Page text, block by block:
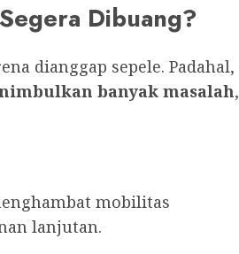
Dibuang?
dianggap sepele. Padahal,
banyak masalah,
mobilitas
lanjutan.